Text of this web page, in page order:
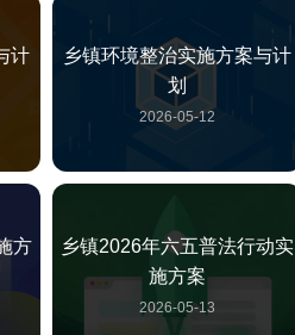
计
乡镇环境整治实施方案与计
划
2026-05-12
方
乡镇2026年六五普法行动实
施方案
2026-05-13